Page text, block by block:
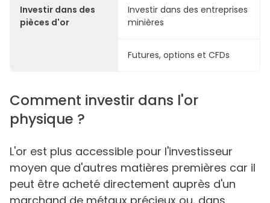
Investir dans des
pièces d'or
Investir dans des entreprises
minières
Futures, options et CFDs
Comment investir dans l'or
physique ?
L'or est plus accessible pour l'investisseur
moyen que d'autres matières premières car il
peut être acheté directement auprès d'un